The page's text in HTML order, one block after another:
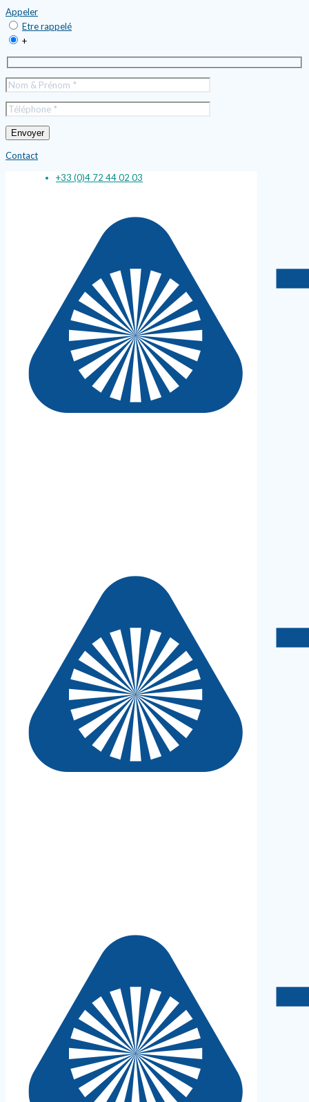
Appeler
Etre rappelé
+
Contact
+33 (0)4 72 44 02 03